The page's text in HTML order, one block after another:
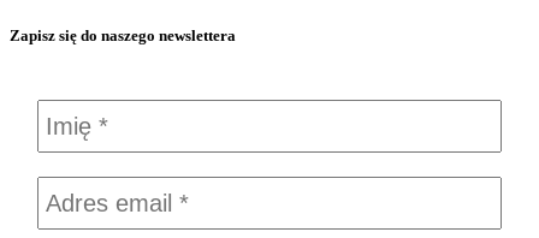
Zapisz się do naszego newslettera